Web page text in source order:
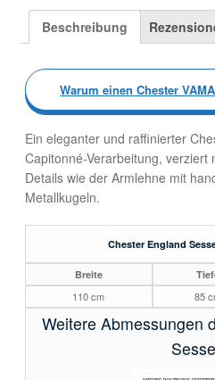
Beschreibung
Warum einen Chester
Ein eleganter und raffinierter
Capitonné-Verarbeitung, verziert
Details wie der Armlehne mit
Metallkugeln.
Chester England
Breite
110 cm 85
Weitere Abmessungen